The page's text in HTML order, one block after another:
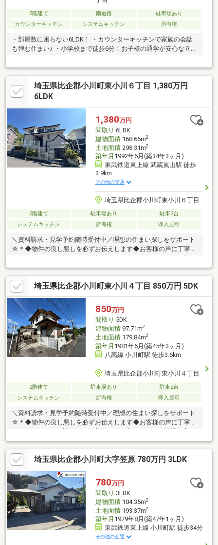
2階建て 南道路
駐車場あり
カウンターキッチン
システムキッチン 所有権
・部屋数に困らない6LDK！ ・カウンターキッチンで家族の会話
も弾む住まい♪ ・小学校まで徒歩6分！お子様の通学が安心な立
地！
埼玉県比企郡小川町東小川６丁目 1,380万円
6LDK
1,380万円
間取り 6LDK
建物面積168.66m2
土地面積298.31m2
築年月 1992年6月(築34年3ヶ月)
東武鉄道東上線 武蔵嵐山駅 徒歩
3.9km
その他の交通
埼玉県比企郡小川町東小川６丁目
2階建て 駐車場あり
駐車3台
システムキッチン
所有権 即入居可
＼資料請求・見学予約随時受付中／理想の住まい探しをサポート
☆＊◆物件の良し悪しを必ずお伝えします◆お客様の声に丁寧に
愛される企業を目指します！
埼玉県比企郡小川町東小川４丁目 850万円 5DK
850万円
間取り 5DK
建物面積97.71m2
土地面積179.84m2
築年月 1981年6月(築45年3ヶ月)
八高線 小川町駅 徒歩3.6km
埼玉県比企郡小川町東小川４丁目
2階建て 駐車場あり
駐車2台
システムキッチン
所有権 即入居可
＼資料請求・見学予約随時受付中／理想の住まい探しをサポート
☆＊◆物件の良し悪しを必ずお伝えします◆お客様の声に丁寧に
耳を傾けて、ご要望に沿う提案をします◆これからも地域の方に
愛される企業を目指します！
埼玉県比企郡小川町大字笠原 780万円 3LDK
780万円
間取り 3LDK
建物面積104.35m2
土地面積193.37m2
築年月 1979年8月(築47年1ヶ月)
東武鉄道東上線 小川町駅 徒歩34分
その他の交通